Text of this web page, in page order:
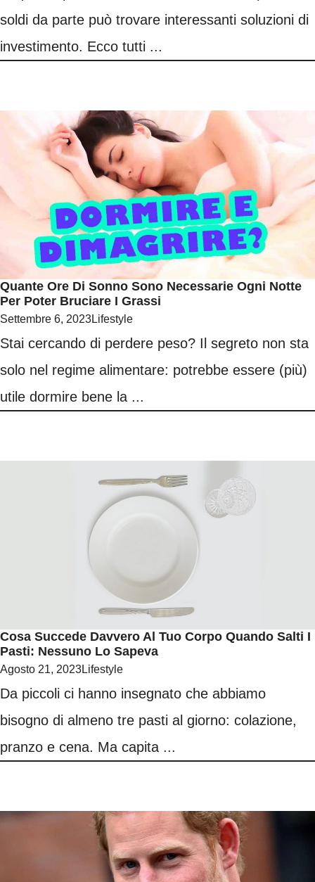
soldi da parte può trovare interessanti soluzioni di
investimento. Ecco tutti ...
Quante Ore Di Sonno Sono Necessarie Ogni Notte
Per Poter Bruciare I Grassi
Settembre 6, 2023Lifestyle
Stai cercando di perdere peso? Il segreto non sta
solo nel regime alimentare: potrebbe essere (più)
utile dormire bene la ...
Cosa Succede Davvero Al Tuo Corpo Quando Salti I
Pasti: Nessuno Lo Sapeva
Agosto 21, 2023Lifestyle
Da piccoli ci hanno insegnato che abbiamo
bisogno di almeno tre pasti al giorno: colazione,
pranzo e cena. Ma capita ...